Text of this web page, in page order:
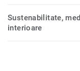
Sustenabilitate,
interioare